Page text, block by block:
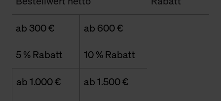
ab 300 €
5 % Rabatt
ab 600 €
10 % Rabatt
ab 1.000 €
ab 1.500 €